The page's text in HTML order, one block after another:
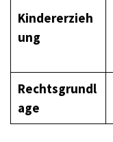
Kindererzieh
ung
Rechtsgrundl
age